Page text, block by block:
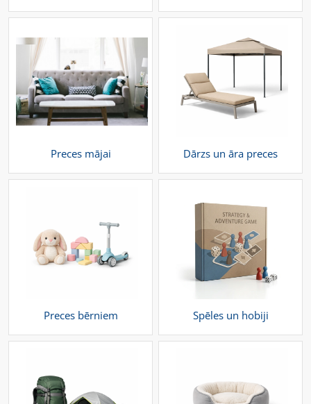
Preces mājai Dārzs un āra preces
Preces bērniem Spēles un hobiji